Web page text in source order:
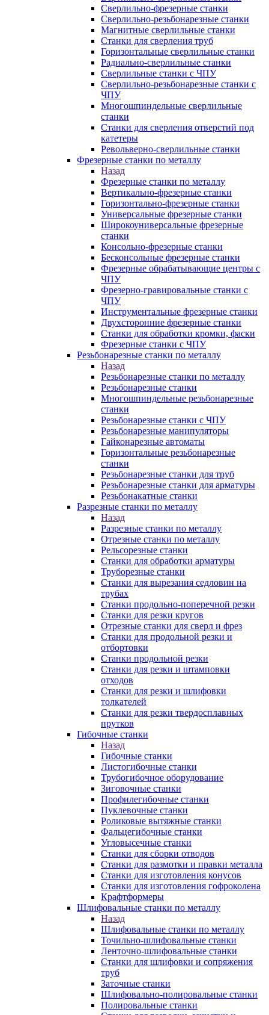
Сверлильно-фрезерные станки
Сверлильно-резьбонарезные станки
Магнитные сверлильные станки
Станки для сверления труб
Горизонтальные сверлильные станки
Радиально-сверлильные станки
Сверлильные станки с ЧПУ
Сверлильно-резьбонарезные станки с
ЧПУ
Многошпиндельные сверлильные
станки
Станки для сверления отверстий под
катетеры
Револьверно-сверлильные станки
Фрезерные станки по металлу
Назад
Фрезерные станки по металлу
Вертикально-фрезерные станки
Горизонтально-фрезерные станки
Универсальные фрезерные станки
Широкоуниверсальные фрезерные
станки
Консольно-фрезерные станки
Бесконсольные фрезерные станки
Фрезерные обрабатывающие центры с
ЧПУ
Фрезерно-гравировальные станки с
ЧПУ
Инструментальные фрезерные станки
Двухсторонние фрезерные станки
Станки для обработки кромки, фаски
Фрезерные станки с ЧПУ
Резьбонарезные станки по металлу
Назад
Резьбонарезные станки по металлу
Резьбонарезные станки
Многошпиндельные резьбонарезные
станки
Резьбонарезные станки с ЧПУ
Резьбонарезные манипуляторы
Гайконарезные автоматы
Горизонтальные резьбонарезные
станки
Резьбонарезные станки для труб
Резьбонарезные станки для арматуры
Резьбонакатные станки
Разрезные станки по металлу
Назад
Разрезные станки по металлу
Отрезные станки по металлу
Рельсорезные станки
Станки для обработки арматуры
Труборезные станки
Станки для вырезания седловин на
трубаx
Станки продольно-поперечной резки
Станки для резки кругов
Отрезные станки для сверл и фрез
Станки для продольной резки и
отбортовки
Станки продольной резки
Станки для резки и штамповки
отходов
Станки для резки и шлифовки
толкателей
Станки для резки твердосплавных
прутков
Гибочные станки
Назад
Гибочные станки
Листогибочные станки
Трубогибочное оборудование
Зиговочные станки
Профилегибочные станки
Пуклевочные станки
Роликовые вытяжные станки
Фальцегибочные станки
Угловысечные станки
Станки для сборки отводов
Станки для размотки и правки металла
Станки для изготовления конусов
Станки для изготовления гофроколена
Крафтформеры
Шлифовальные станки по металлу
Назад
Шлифовальные станки по металлу
Точильно-шлифовальные станки
Ленточно-шлифовальные станки
Станки для шлифовки и сопряжения
труб
Заточные станки
Шлифовально-полировальные станки
Полировальные станки